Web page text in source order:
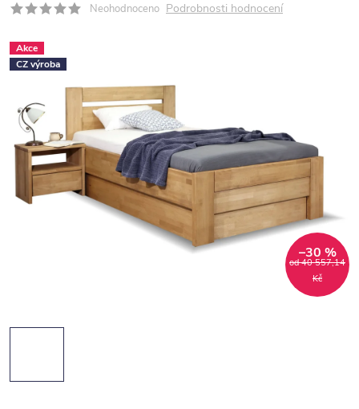
Neohodnoceno Podrobnosti hodnocení
Akce
CZ výroba
od 40 557,14
Kč
–30 %